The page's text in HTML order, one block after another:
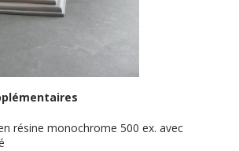
résine monochrome 500 ex. avec